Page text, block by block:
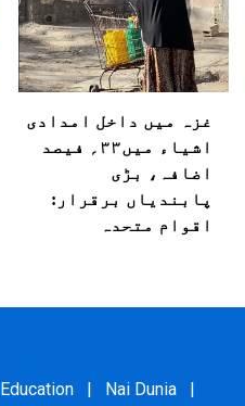
غزہ میں داخل امدادی
اشیاء میں۳۳؍ فیصد
اضافہ، بڑی
پابندیاں برقرار:
اقوام متحدہ
Education | Nai Dunia |